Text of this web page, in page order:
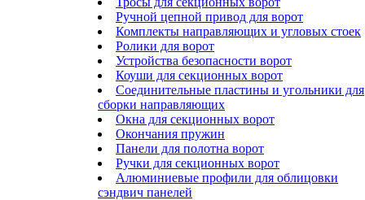
Ручной цепной привод для ворот
Комплекты направляющих и угловых стоек
Ролики для ворот
Устройства безопасности ворот
Коуши для секционных ворот
Соединительные пластины и угольники для
сборки направляющих
Окна для секционных ворот
Окончания пружин
Панели для полотна ворот
Ручки для секционных ворот
Алюминиевые профили для облицовки
сэндвич панелей